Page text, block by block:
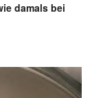
damals bei